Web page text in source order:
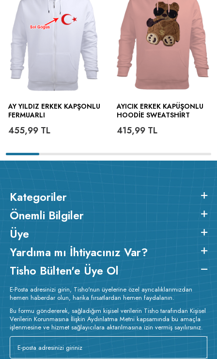
AY YILDIZ ERKEK KAPŞONLU
FERMUARLI
455,99 TL
AYICIK ERKEK KAPÜŞONLU
HOODIE SWEATSHIRT
415,99TL
Kategoriler
Önemli Bilgiler
Üye
Yardıma mı İhtiyacınız Var?
Tisho Bülten'e Üye Ol
E-Posta adresinizi girin, Tisho'nun üyelerine özel ayrıcalıklarımızdan
hemen haberdar olun, harika fırsatlardan hemen faydalanın.
Bu formu göndererek, sağladığım kişisel verilerin Tisho tarafından Kişisel
Verilerin Korunmasına İlişkin Aydınlatma Metni kapsamında bu amaçla
işlenmesine ve hizmet sağlayıcılara aktarılmasına izin vermiş sayılırsınız.